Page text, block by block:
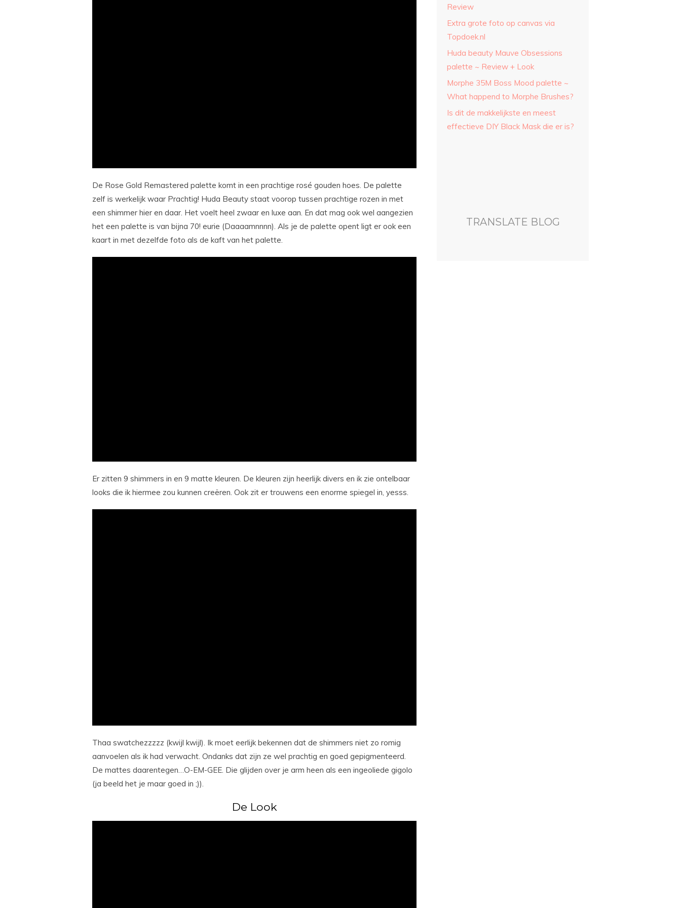
De Rose Gold Remastered palette komt in een prachtige rosé gouden hoes. De palette
zelf is werkelijk waar Prachtig! Huda Beauty staat voorop tussen prachtige rozen in met
een shimmer hier en daar. Het voelt heel zwaar en luxe aan. En dat mag ook wel aangezien
het een palette is van bijna 70! eurie (Daaaamnnnn). Als je de palette opent ligt er ook een
kaart in met dezelfde foto als de kaft van het palette.
Er zitten 9 shimmers in en 9 matte kleuren. De kleuren zijn heerlijk divers en ik zie ontelbaar
looks die ik hiermee zou kunnen creëren. Ook zit er trouwens een enorme spiegel in, yesss.
Thaa swatchezzzzz (kwijl kwijl). Ik moet eerlijk bekennen dat de shimmers niet zo romig
aanvoelen als ik had verwacht. Ondanks dat zijn ze wel prachtig en goed gepigmenteerd.
De mattes daarentegen…O-EM-GEE. Die glijden over je arm heen als een ingeoliede gigolo
(ja beeld het je maar goed in ;)).
De Look
Review
Extra grote foto op canvas via
Topdoek.nl
Huda beauty Mauve Obsessions
palette ~ Review + Look
Morphe 35M Boss Mood palette ~
What happend to Morphe Brushes?
Is dit de makkelijkste en meest
effectieve DIY Black Mask die er is?
TRANSLATE BLOG